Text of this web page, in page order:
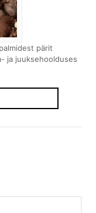
pärit
ja juuksehoolduses